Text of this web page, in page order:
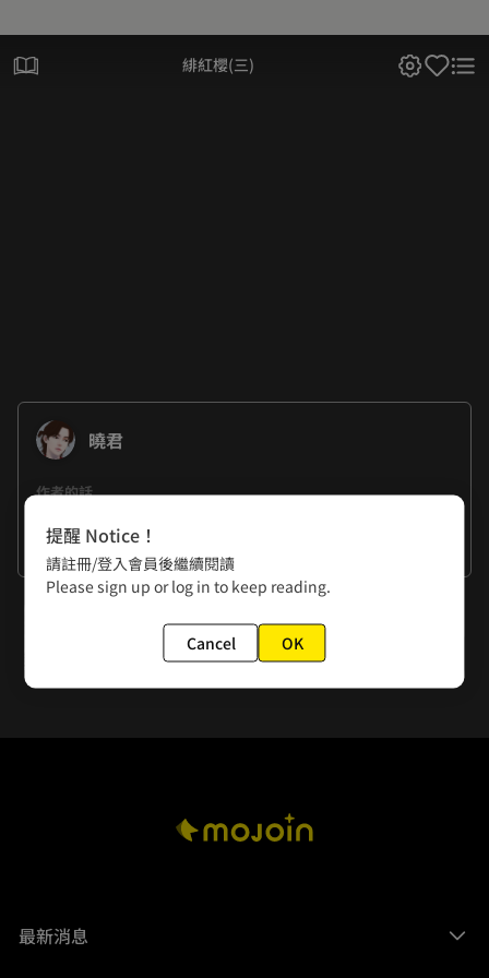
緋紅櫻(三)
曉君
作者的話
畫《幽夢影》的時候，我剛從手繪過渡到電繪，本來工作桌亂
七八糟的，一堆畫圖工具、紙張、陳年橡皮擦屑，趕稿期間沒
在收拾的。改成電繪之後，桌子終於開始乾淨簡單了起來。我
本來想啊，隨著電繪的資歷愈來愈久，我的工具理應會愈來愈
幕啥的……十年過去了，低頭一看，我現在手下的繪圖工具，
竟已經退化到初階入門款……這可以說是愈活愈回去嗎？
(ฅ>ω
看更多
梧桐雨(一)
最新消息
提醒 Notice！
請註冊/登入會員後繼續閱讀
Please sign up or log in to keep reading.
Cancel OK